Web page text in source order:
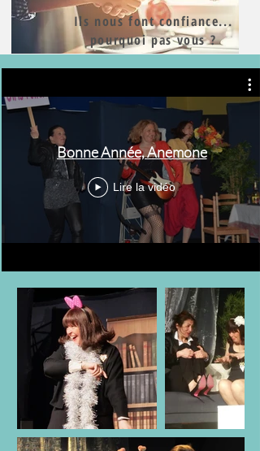
Ils nous font confiance...
pourquoi pas vous ?
Bonne Année, Anemone
Lire la vidéo